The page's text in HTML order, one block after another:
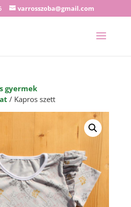
varrosszoba@gmail.com
gyermek
/ Kapros szett